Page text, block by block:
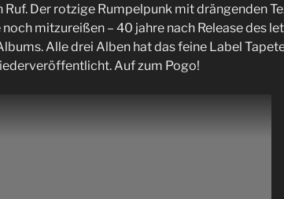
Ruf. Der rotzige Rumpelpunk mit drängenden
noch mitzureißen – 40 jahre nach Release des
Alle drei Alben hat das feine Label
Auf zum Pogo!